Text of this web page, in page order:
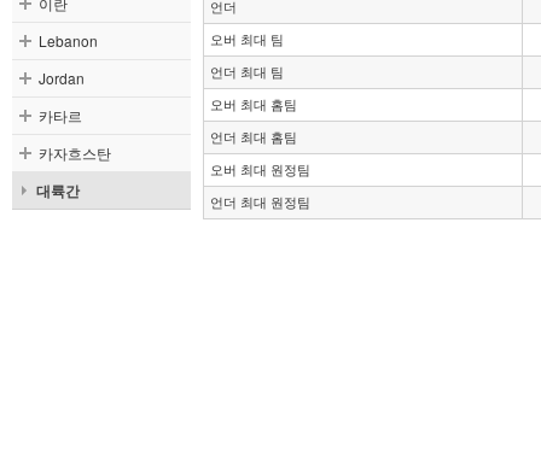
Lebanon
Jordan
카타르
카자흐스탄
대륙간
언더
오버 최대 팀
언더 최대 팀
오버 최대 홈팀
언더 최대 홈팀
오버 최대 원정팀
언더 최대 원정팀